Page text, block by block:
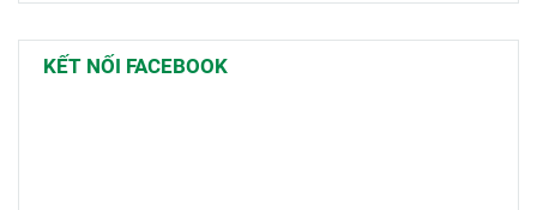
KẾT NỐI FACEBOOK